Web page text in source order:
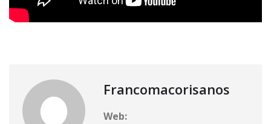
Francomacorisanos
Web: